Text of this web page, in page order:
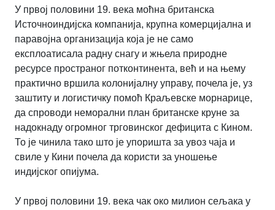
У првој половини 19. века моћна британска
Источноиндијска компанија, крупна комерцијална и
паравојна организација која је не само
експлоатисала радну снагу и жњела природне
ресурсе пространог потконтинента, већ и на њему
практично вршила колонијалну управу, почела је, уз
заштиту и логистичку помоћ Краљевске морнарице,
да спроводи неморални план британске круне за
надокнаду огромног трговинског дефицита с Кином.
То је чинила тако што је упоришта за увоз чаја и
свиле у Кини почела да користи за уношење
индијског опијума.
У првој половини 19. века чак око милион сељака у